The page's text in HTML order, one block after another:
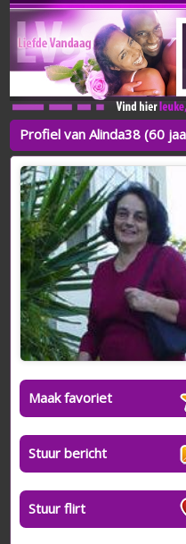
Profiel van Alinda38 (60
Maak favoriet
Stuur bericht
Stuur flirt